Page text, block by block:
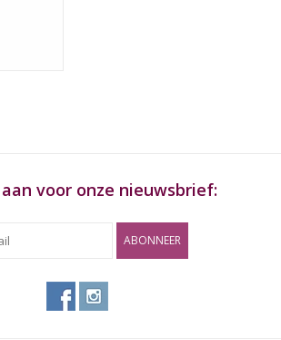
voor onze nieuwsbrief:
ABONNEER